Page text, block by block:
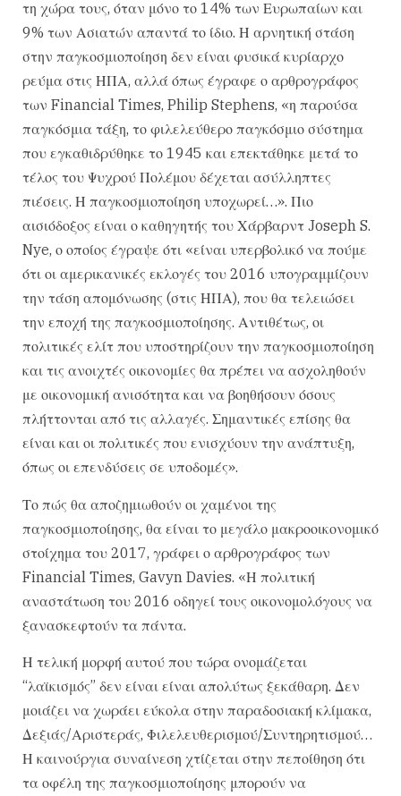
τη χώρα τους, όταν μόνο το 14% των Ευρωπαίων και
9% των Ασιατών απαντά το ίδιο. Η αρνητική στάση
στην παγκοσμιοποίηση δεν είναι φυσικά κυρίαρχο
ρεύμα στις ΗΠΑ, αλλά όπως έγραφε ο αρθρογράφος
των Financial Times, Philip Stephens, «η παρούσα
παγκόσμια τάξη, το φιλελεύθερο παγκόσμιο σύστημα
που εγκαθιδρύθηκε το 1945 και επεκτάθηκε μετά το
τέλος του Ψυχρού Πολέμου δέχεται ασύλληπτες
πιέσεις. Η παγκοσμιοποίηση υποχωρεί…». Πιο
αισιόδοξος είναι ο καθηγητής του Χάρβαρντ Joseph S.
Nye, ο οποίος έγραψε ότι «είναι υπερβολικό να πούμε
ότι οι αμερικανικές εκλογές του 2016 υπογραμμίζουν
την τάση απομόνωσης (στις ΗΠΑ), που θα τελειώσει
την εποχή της παγκοσμιοποίησης. Αντιθέτως, οι
πολιτικές ελίτ που υποστηρίζουν την παγκοσμιοποίηση
και τις ανοιχτές οικονομίες θα πρέπει να ασχοληθούν
με οικονομική ανισότητα και να βοηθήσουν όσους
πλήττονται από τις αλλαγές. Σημαντικές επίσης θα
είναι και οι πολιτικές που ενισχύουν την ανάπτυξη,
όπως οι επενδύσεις σε υποδομές».
Το πώς θα αποζημιωθούν οι χαμένοι της
παγκοσμιοποίησης, θα είναι το μεγάλο μακροοικονομικό
στοίχημα του 2017, γράφει ο αρθρογράφος των
Financial Times, Gavyn Davies. «Η πολιτική
αναστάτωση του 2016 οδηγεί τους οικονομολόγους να
ξανασκεφτούν τα πάντα.
Η τελική μορφή αυτού που τώρα ονομάζεται
“λαϊκισμός” δεν είναι είναι απολύτως ξεκάθαρη. Δεν
μοιάζει να χωράει εύκολα στην παραδοσιακή κλίμακα,
Δεξιάς/Αριστεράς, Φιλελευθερισμού/Συντηρητισμού…
Η καινούργια συναίνεση χτίζεται στην πεποίθηση ότι
τα οφέλη της παγκοσμιοποίησης μπορούν να